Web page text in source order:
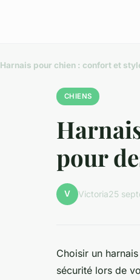
Harnais pour chien : confort et
CHIENS
pour
V Victoria25
Choisir un
sécurité lors de